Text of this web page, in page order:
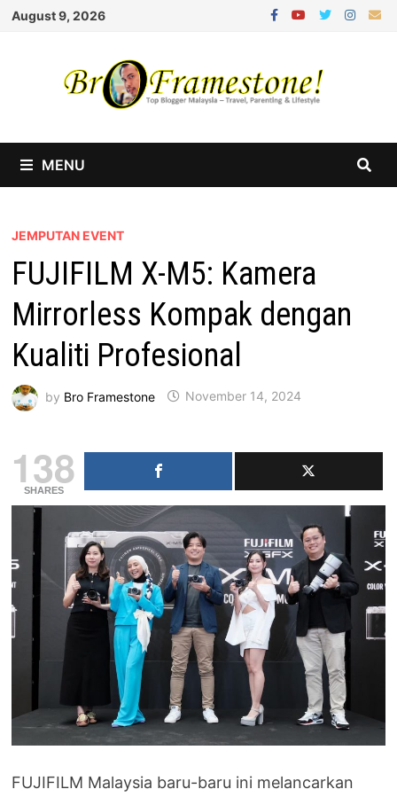
Skip
August 9, 2026
MENU
JEMPUTAN EVENT
FUJIFILM X-M5: Kamera
Mirrorless Kompak dengan
Kualiti Profesional
by Bro Framestone November 14, 2024
138
SHARES
FUJIFILM Malaysia baru-baru ini melancarkan